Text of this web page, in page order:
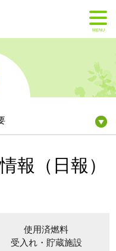
MENU
報（日報）
使用済燃料
受入れ・貯蔵施設